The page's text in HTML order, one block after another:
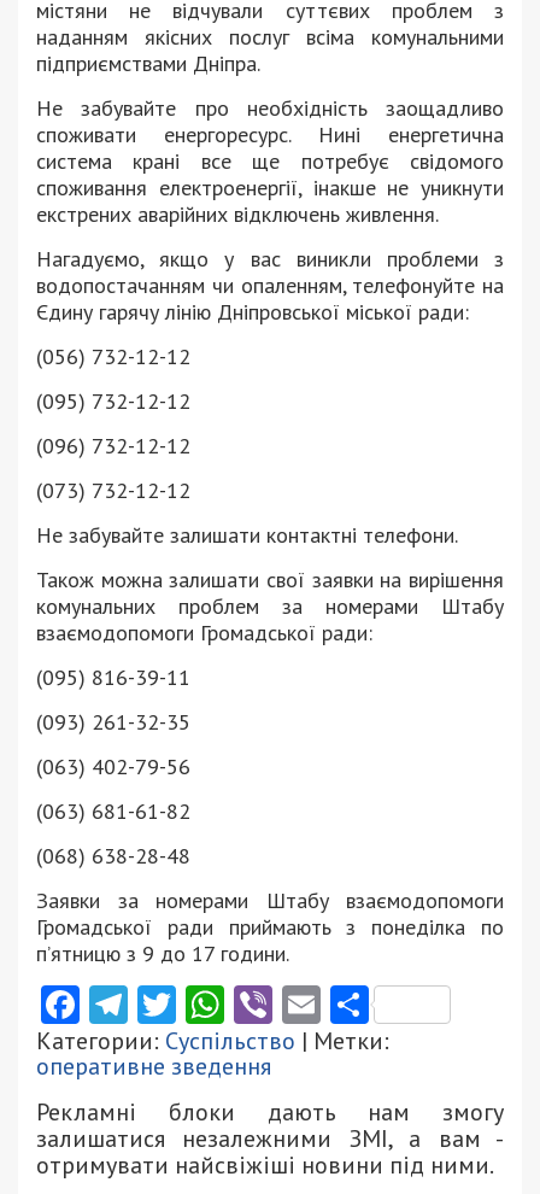
містяни не відчували суттєвих проблем з
наданням якісних послуг всіма комунальними
підприємствами Дніпра.
Не забувайте про необхідність заощадливо
споживати енергоресурс. Нині енергетична
система крані все ще потребує свідомого
споживання електроенергії, інакше не уникнути
екстрених аварійних відключень живлення.
Нагадуємо, якщо у вас виникли проблеми з
водопостачанням чи опаленням, телефонуйте на
Єдину гарячу лінію Дніпровської міської ради:
(056) 732-12-12
(095) 732-12-12
(096) 732-12-12
(073) 732-12-12
Не забувайте залишати контактні телефони.
Також можна залишати свої заявки на вирішення
комунальних проблем за номерами Штабу
взаємодопомоги Громадської ради:
(095) 816-39-11
(093) 261-32-35
(063) 402-79-56
(063) 681-61-82
(068) 638-28-48
Заявки за номерами Штабу взаємодопомоги
Громадської ради приймають з понеділка по
п’ятницю з 9 до 17 години.
Facebook
Telegram
Twitter
WhatsApp
ViberEmail
Категории: Суспільство | Метки:
оперативне зведення
Рекламні блоки дають нам змогу
залишатися незалежними ЗМІ, а вам -
отримувати найсвіжіші новини під ними.